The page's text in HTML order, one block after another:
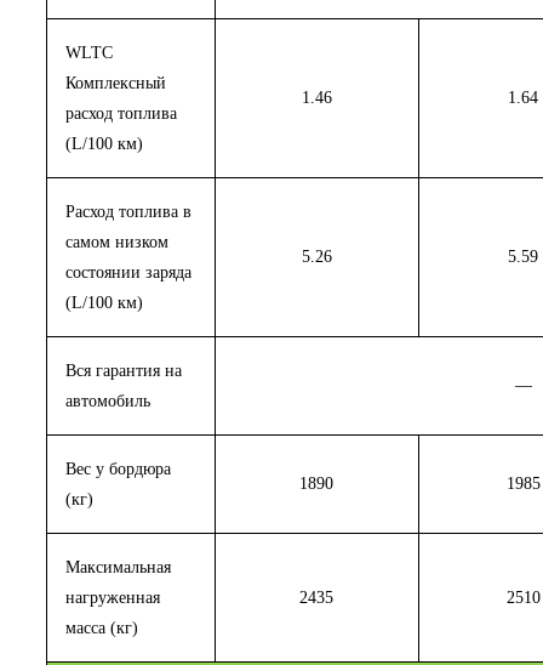
WLTC
Комплексный
расход топлива
(L/100 км)
1.46 1.64
Расход топлива в
самом низком
состоянии заряда
(L/100 км)
5.26 5.59
Вся гарантия на
автомобиль
—
Вес у бордюра
(кг)
1890 1985
Максимальная
нагруженная
масса (кг)
2435 2510